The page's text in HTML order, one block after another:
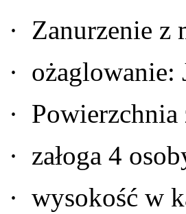
· Zanurzenie z
·
·
· załoga 4
· wysokość w